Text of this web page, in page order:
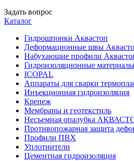
Задать вопрос
Каталог
Гидрошпонки Аквастоп
Деформационные швы
Набухающие профили
Гидроизоляционные материалы
ICOPAL
Аппараты для сварки
Инъекционная гидроизоляция
Крепеж
Мембраны и геотекстиль
Несъемная опалубка
Противопожарная защита
Профили ПВХ
Уплотнители
Цементная гидроизоляция